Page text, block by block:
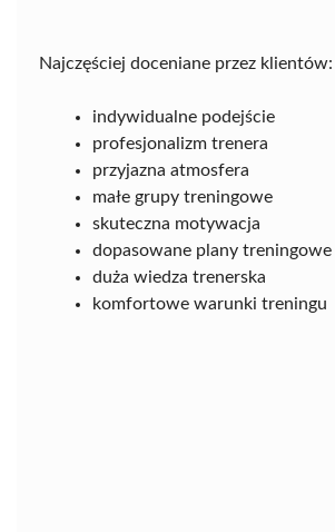
Najczęściej doceniane przez klientów:
indywidualne podejście
profesjonalizm trenera
przyjazna atmosfera
małe grupy treningowe
skuteczna motywacja
dopasowane plany treningowe
duża wiedza trenerska
komfortowe warunki treningu